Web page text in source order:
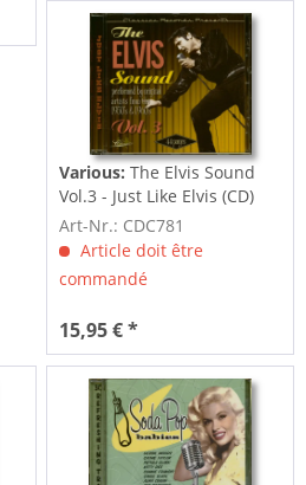
Various:The Elvis Sound
Vol.3 - Just Like Elvis (CD)
Art-Nr.: CDC781
Article doit être
commandé
15,95 € *